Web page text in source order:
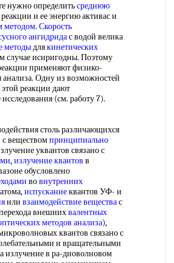
определитьсреднюю
реакции и ее энергию активас и
методом. Скорость
ангидридас водой велика
методыдлякинетических
случае иснригодны. Поэтому
применяют физико-
Одну из возможностей
этой реакции дают
(см. работу 7).
столь различающихся
с веществомпринципиально
уквантов связано с
,излучение квантов в
обусловлено
вовнутренних
атома,испусканиеквантов УФ- и
или взаимодействие веществас
внешнихвалентных
методов анализа),
квантов связано с
и вращательными
излучение в ра-диоволновом